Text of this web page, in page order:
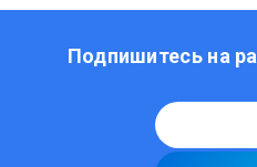
Подпишитесь на